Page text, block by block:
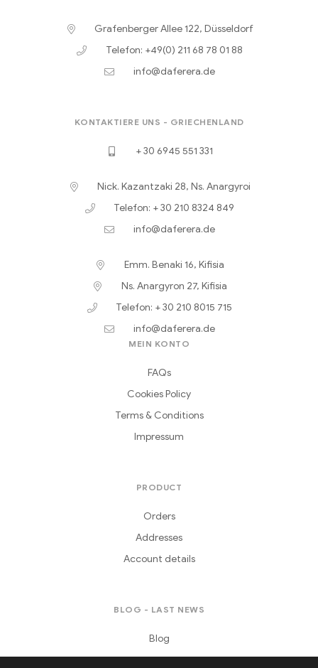
Grafenberger Allee 122, Düsseldorf
Telefon: +49(0) 211 68 78 01 88
info@daferera.de
KONTAKTIERE UNS - GRIECHENLAND
+ 30 6945 551 331
Nick. Kazantzaki 28, Ns. Anargyroi
Telefon: + 30 210 8324 849
info@daferera.de
Emm. Benaki 16, Kifisia
Ns. Anargyron 27, Kifisia
Telefon: + 30 210 8015 715
info@daferera.de
MEIN KONTO
FAQs
Cookies Policy
Terms & Conditions
Impressum
PRODUCT
Orders
Addresses
Account details
BLOG - LAST NEWS
Blog